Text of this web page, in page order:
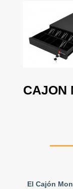
CAJON
El Cajón